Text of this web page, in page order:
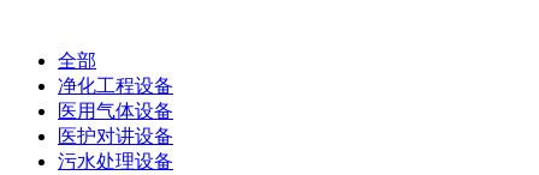
全部
净化工程设备
医用气体设备
医护对讲设备
污水处理设备